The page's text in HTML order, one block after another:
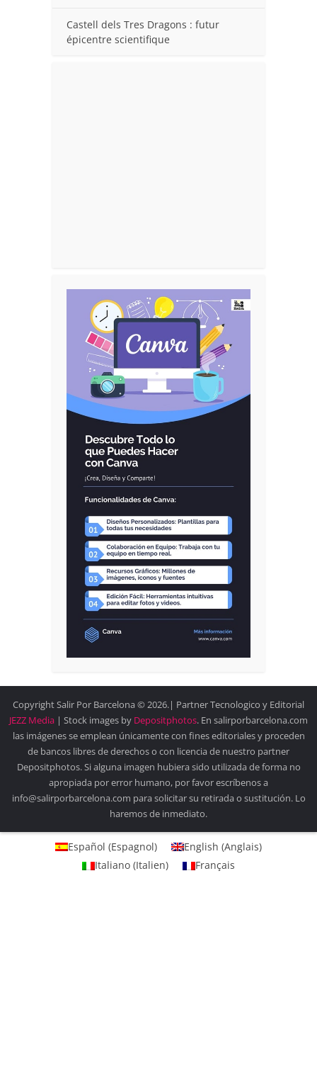
Castell dels Tres Dragons : futur
épicentre scientifique
Copyright Salir Por Barcelona © 2026.| Partner Tecnologico y Editorial
JEZZ Media | Stock images by Depositphotos. En salirporbarcelona.com
las imágenes se emplean únicamente con fines editoriales y proceden
de bancos libres de derechos o con licencia de nuestro partner
Depositphotos. Si alguna imagen hubiera sido utilizada de forma no
apropiada por error humano, por favor escríbenos a
info@salirporbarcelona.com para solicitar su retirada o sustitución. Lo
haremos de inmediato.
Español (Espagnol) English (Anglais)
Italiano (Italien) Français